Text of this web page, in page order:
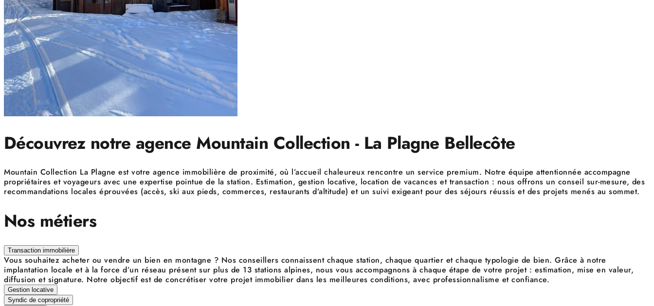
Découvrez notre agence Mountain Collection - La Plagne Bellecôte
Mountain Collection La Plagne est votre agence immobilière de proximité, où l’accueil chaleureux rencontre un service premium. Notre équipe attentionnée accompagne
propriétaires et voyageurs avec une expertise pointue de la station. Estimation, gestion locative, location de vacances et transaction : nous offrons un conseil sur-mesure, des
recommandations locales éprouvées (accès, ski aux pieds, commerces, restaurants d’altitude) et un suivi exigeant pour des séjours réussis et des projets menés au sommet.
Nos métiers
Transaction immobilière
Vous souhaitez acheter ou vendre un bien en montagne ? Nos conseillers connaissent chaque station, chaque quartier et chaque typologie de bien. Grâce à notre
implantation locale et à la force d’un réseau présent sur plus de 13 stations alpines, nous vous accompagnons à chaque étape de votre projet : estimation, mise en valeur,
diffusion et signature. Notre objectif est de concrétiser votre projet immobilier dans les meilleures conditions, avec professionnalisme et confiance.
Gestion locative
Syndic de copropriété